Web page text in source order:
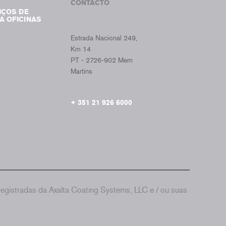
DE
OFICINAS
CONTACTO
Estrada Nacional 249,
Km 14
PT - 2726-902 Mem
Martins
+ 351 21 926 6000
da Axalta Coating Systems, LLC e / ou suas